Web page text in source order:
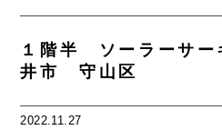
１階半 ソーラーサ
井市 守山区
2022.11.27